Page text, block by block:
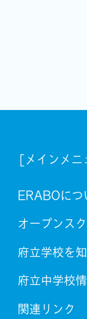
[メインメニ
ERABOにつ
オープンス
府立学校を
府立中学校
関連リンク